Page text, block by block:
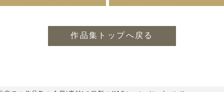
作品集トップへ戻る